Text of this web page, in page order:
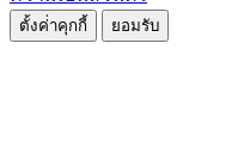
ตั้งค่่าคุกกี้ ยอมรับ